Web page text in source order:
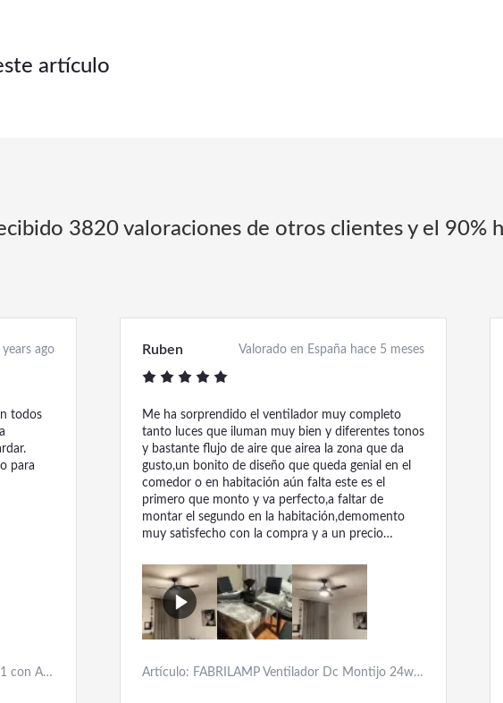
artículo
3820 valoraciones de otros clientes y el 90%
ago
todos
para
Artículo: Máquina para Hacer Pasta 3 en 1 con Accesorio para Raviolis
Ruben Valorado en España hace 5 meses
Me ha sorprendido el ventilador muy completo
tanto luces que iluman muy bien y diferentes tonos
y bastante flujo de aire que airea la zona que da
gusto,un bonito de diseño que queda genial en el
comedor o en habitación aún falta este es el
primero que monto y va perfecto,a faltar de
montar el segundo en la habitación,demomento
muy satisfecho con la compra y a un precio
Artículo: FABRILAMP Ventilador Dc Montijo 24w Negro 3 aspas 6vel 132d 2424 Lm 3000-4000-6500k Control remoto+regulador de intensidad+temporizador+memoria